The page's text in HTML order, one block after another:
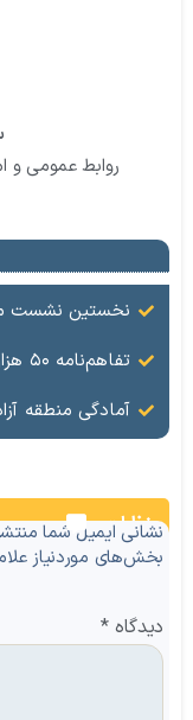
روابط عمومی و
نخستین نشست معاونان و مدیران حوزه‌های
تفاهم‌نامه ۵۰ هزار میلیارد ریالی احداث دهکده لجستیک ماکو امضا شد
آمادگی منطقه آزاد ماکو
نظرات
نشانی ایمیل شما
بخش‌های موردنیاز
دیدگاه*